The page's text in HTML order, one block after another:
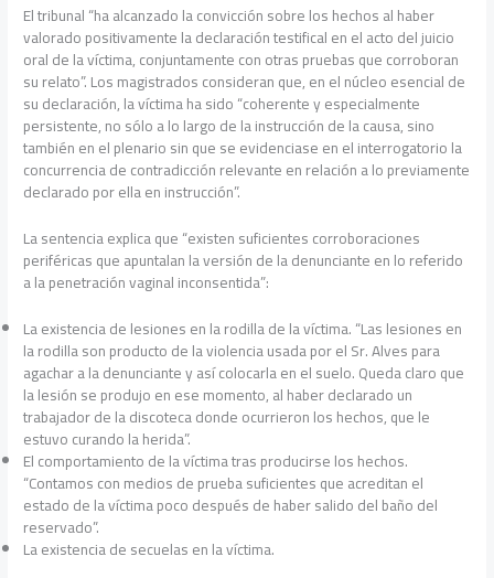
El tribunal “ha alcanzado la convicción sobre los hechos al haber
valorado positivamente la declaración testifical en el acto del juicio
oral de la víctima, conjuntamente con otras pruebas que corroboran
su relato”. Los magistrados consideran que, en el núcleo esencial de
su declaración, la víctima ha sido “coherente y especialmente
persistente, no sólo a lo largo de la instrucción de la causa, sino
también en el plenario sin que se evidenciase en el interrogatorio la
concurrencia de contradicción relevante en relación a lo previamente
declarado por ella en instrucción”.
La sentencia explica que “existen suficientes corroboraciones
periféricas que apuntalan la versión de la denunciante en lo referido
a la penetración vaginal inconsentida”:
La existencia de lesiones en la rodilla de la víctima. “Las lesiones en
la rodilla son producto de la violencia usada por el Sr. Alves para
agachar a la denunciante y así colocarla en el suelo. Queda claro que
la lesión se produjo en ese momento, al haber declarado un
trabajador de la discoteca donde ocurrieron los hechos, que le
estuvo curando la herida”.
El comportamiento de la víctima tras producirse los hechos.
“Contamos con medios de prueba suficientes que acreditan el
estado de la víctima poco después de haber salido del baño del
reservado”.
La existencia de secuelas en la víctima.